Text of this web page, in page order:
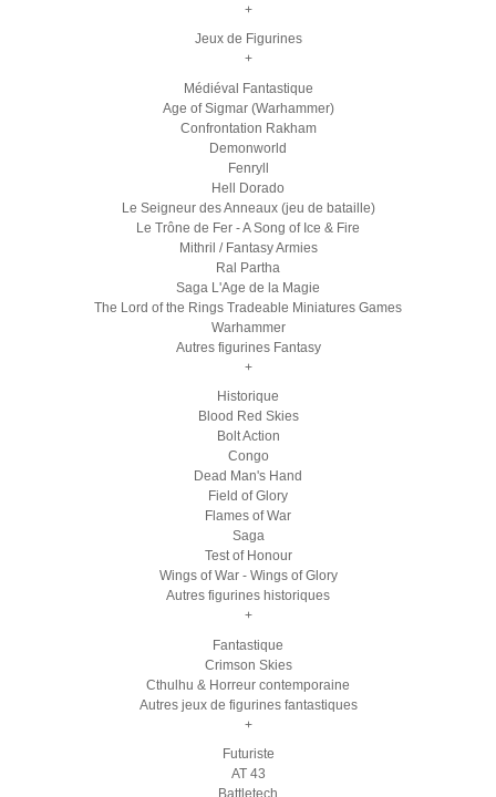
+
Jeux de Figurines
+
Médiéval Fantastique
Age of Sigmar (Warhammer)
Confrontation Rakham
Demonworld
Fenryll
Hell Dorado
Le Seigneur des Anneaux (jeu de bataille)
Le Trône de Fer - A Song of Ice & Fire
Mithril / Fantasy Armies
Ral Partha
Saga L'Age de la Magie
The Lord of the Rings Tradeable Miniatures Games
Warhammer
Autres figurines Fantasy
+
Historique
Blood Red Skies
Bolt Action
Congo
Dead Man's Hand
Field of Glory
Flames of War
Saga
Test of Honour
Wings of War - Wings of Glory
Autres figurines historiques
+
Fantastique
Crimson Skies
Cthulhu & Horreur contemporaine
Autres jeux de figurines fantastiques
+
Futuriste
AT 43
Battletech